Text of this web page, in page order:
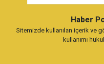
Haber
Sitemizde kullanılan içerik ve
kullanımı